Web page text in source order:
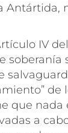
Antártida,
IV
soberanía
de
que nada
a